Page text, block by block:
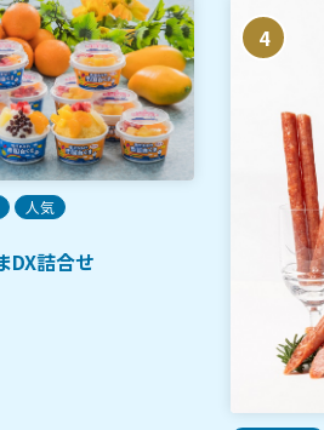
人気
DX詰合せ
4